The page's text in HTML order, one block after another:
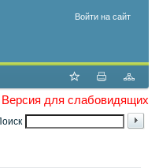
Войти на сайт
Версия для слабовидящих